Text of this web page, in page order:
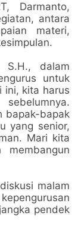
Darmanto,
antara
materi,
S.H., dalam
untuk
ini, kita harus
bapak-bapak
yang senior,
Mari kita
malam
pendek